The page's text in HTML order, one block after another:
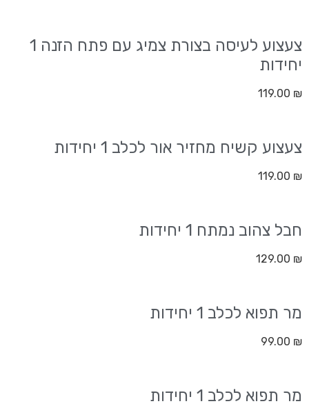
צעצוע לעיסה בצורת צמיג עם פתח הזנה 1
יחידות
119.00 ₪
צעצוע קשיח מחזיר אור לכלב 1 יחידות
119.00 ₪
חבל צהוב נמתח 1 יחידות
129.00 ₪
מר תפוא לכלב 1 יחידות
99.00 ₪
מר תפוא לכלב 1 יחידות